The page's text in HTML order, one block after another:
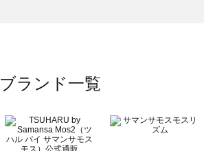
ブランド一覧